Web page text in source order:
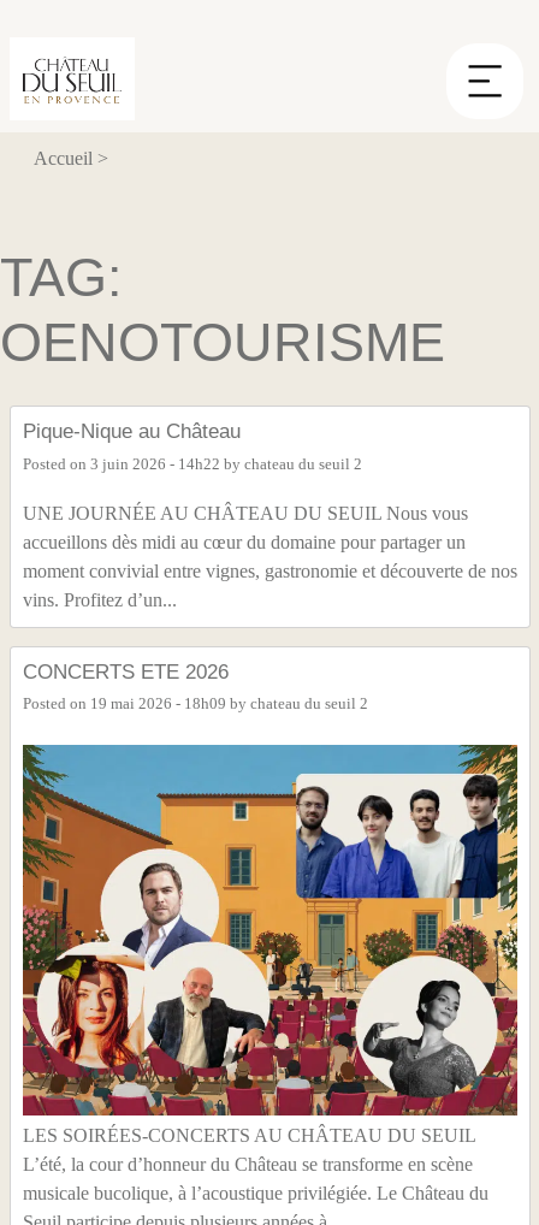
Accueil >
TAG:
OENOTOURISME
Pique-Nique au Château
Posted on 3 juin 2026 - 14h22 by chateau du seuil 2
UNE JOURNÉE AU CHÂTEAU DU SEUIL Nous vous
accueillons dès midi au cœur du domaine pour partager un
moment convivial entre vignes, gastronomie et découverte de nos
vins. Profitez d’un...
CONCERTS ETE 2026
Posted on 19 mai 2026 - 18h09 by chateau du seuil 2
LES SOIRÉES-CONCERTS AU CHÂTEAU DU SEUIL
L’été, la cour d’honneur du Château se transforme en scène
musicale bucolique, à l’acoustique privilégiée. Le Château du